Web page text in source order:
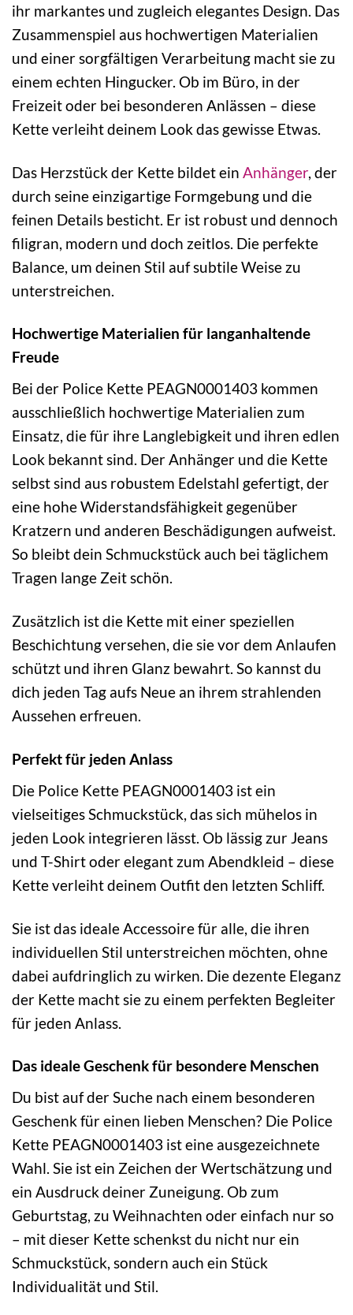
ihr markantes und zugleich elegantes Design. Das
Zusammenspiel aus hochwertigen Materialien
und einer sorgfältigen Verarbeitung macht sie zu
einem echten Hingucker. Ob im Büro, in der
Freizeit oder bei besonderen Anlässen – diese
Kette verleiht deinem Look das gewisse Etwas.
Das Herzstück der Kette bildet ein Anhänger, der
durch seine einzigartige Formgebung und die
feinen Details besticht. Er ist robust und dennoch
filigran, modern und doch zeitlos. Die perfekte
Balance, um deinen Stil auf subtile Weise zu
unterstreichen.
Hochwertige Materialien für langanhaltende
Freude
Bei der Police Kette PEAGN0001403 kommen
ausschließlich hochwertige Materialien zum
Einsatz, die für ihre Langlebigkeit und ihren edlen
Look bekannt sind. Der Anhänger und die Kette
selbst sind aus robustem Edelstahl gefertigt, der
eine hohe Widerstandsfähigkeit gegenüber
Kratzern und anderen Beschädigungen aufweist.
So bleibt dein Schmuckstück auch bei täglichem
Tragen lange Zeit schön.
Zusätzlich ist die Kette mit einer speziellen
Beschichtung versehen, die sie vor dem Anlaufen
schützt und ihren Glanz bewahrt. So kannst du
dich jeden Tag aufs Neue an ihrem strahlenden
Aussehen erfreuen.
Perfekt für jeden Anlass
Die Police Kette PEAGN0001403 ist ein
vielseitiges Schmuckstück, das sich mühelos in
jeden Look integrieren lässt. Ob lässig zur Jeans
und T-Shirt oder elegant zum Abendkleid – diese
Kette verleiht deinem Outfit den letzten Schliff.
Sie ist das ideale Accessoire für alle, die ihren
individuellen Stil unterstreichen möchten, ohne
dabei aufdringlich zu wirken. Die dezente Eleganz
der Kette macht sie zu einem perfekten Begleiter
für jeden Anlass.
Das ideale Geschenk für besondere Menschen
Du bist auf der Suche nach einem besonderen
Geschenk für einen lieben Menschen? Die Police
Kette PEAGN0001403 ist eine ausgezeichnete
Wahl. Sie ist ein Zeichen der Wertschätzung und
ein Ausdruck deiner Zuneigung. Ob zum
Geburtstag, zu Weihnachten oder einfach nur so
– mit dieser Kette schenkst du nicht nur ein
Schmuckstück, sondern auch ein Stück
Individualität und Stil.